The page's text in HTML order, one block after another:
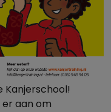
Kanjerschool!
aan om